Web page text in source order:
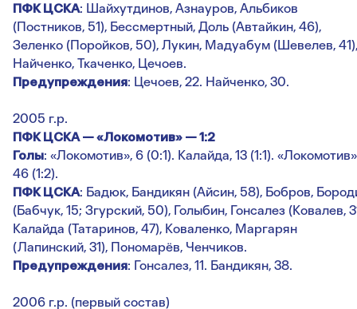
ПФК ЦСКА: Шайхутдинов, Азнауров, Альбиков
(Постников, 51), Бессмертный, Доль (Автайкин, 46),
Зеленко (Поройков, 50), Лукин, Мадуабум (Шевелев, 41),
Найченко, Ткаченко, Цечоев.
Предупреждения: Цечоев, 22. Найченко, 30.
2005 г.р.
ПФК ЦСКА — «Локомотив» — 1:2
Голы: «Локомотив», 6 (0:1). Калайда, 13 (1:1).
46 (1:2).
ПФК ЦСКА: Бадюк, Бандикян (Айсин, 58), Бобров,
(Бабчук, 15; Згурский, 50), Голыбин, Гонсалез (Ковалев,
Калайда (Татаринов, 47), Коваленко, Маргарян
(Лапинский, 31), Пономарёв, Ченчиков.
Предупреждения: Гонсалез, 11. Бандикян, 38.
2006 г.р. (первый состав)